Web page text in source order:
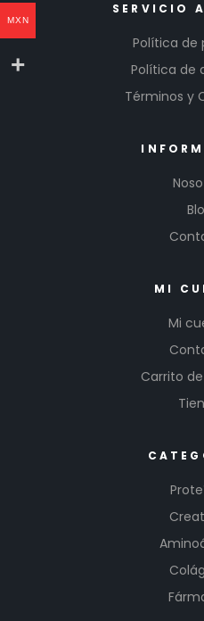
SERVICIO
Política de
Política de
Términos y
MI
Mi
Carrito
MXN